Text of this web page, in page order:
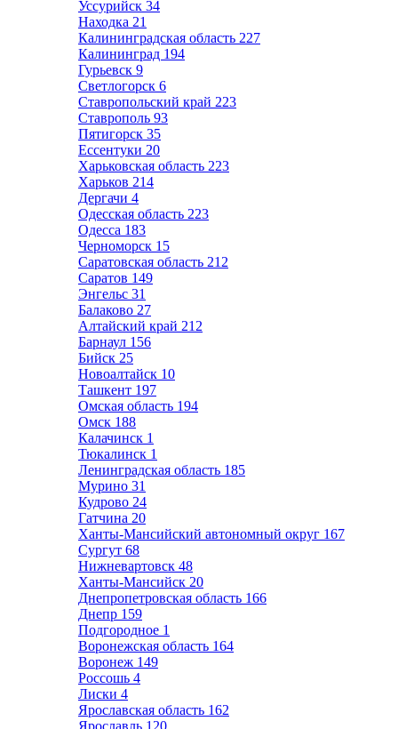
Уссурийск 34
Находка 21
Калининградская область 227
Калининград 194
Гурьевск 9
Светлогорск 6
Ставропольский край 223
Ставрополь 93
Пятигорск 35
Ессентуки 20
Харьковская область 223
Харьков 214
Дергачи 4
Одесская область 223
Одесса 183
Черноморск 15
Саратовская область 212
Саратов 149
Энгельс 31
Балаково 27
Алтайский край 212
Барнаул 156
Бийск 25
Новоалтайск 10
Ташкент 197
Омская область 194
Омск 188
Калачинск 1
Тюкалинск 1
Ленинградская область 185
Мурино 31
Кудрово 24
Гатчина 20
Ханты-Мансийский автономный округ 167
Сургут 68
Нижневартовск 48
Ханты-Мансийск 20
Днепропетровская область 166
Днепр 159
Подгородное 1
Воронежская область 164
Воронеж 149
Россошь 4
Лиски 4
Ярославская область 162
Ярославль 120